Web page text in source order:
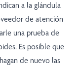
a la glándula
de atención
una prueba de
Es posible que
de nuevo las